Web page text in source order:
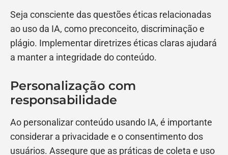
Seja consciente das questões éticas relacionadas
ao uso da IA, como preconceito, discriminação e
plágio. Implementar diretrizes éticas claras ajudará
a manter a integridade do conteúdo.
Personalização com
responsabilidade
Ao personalizar conteúdo usando IA, é importante
considerar a privacidade e o consentimento dos
usuários. Assegure que as práticas de coleta e uso